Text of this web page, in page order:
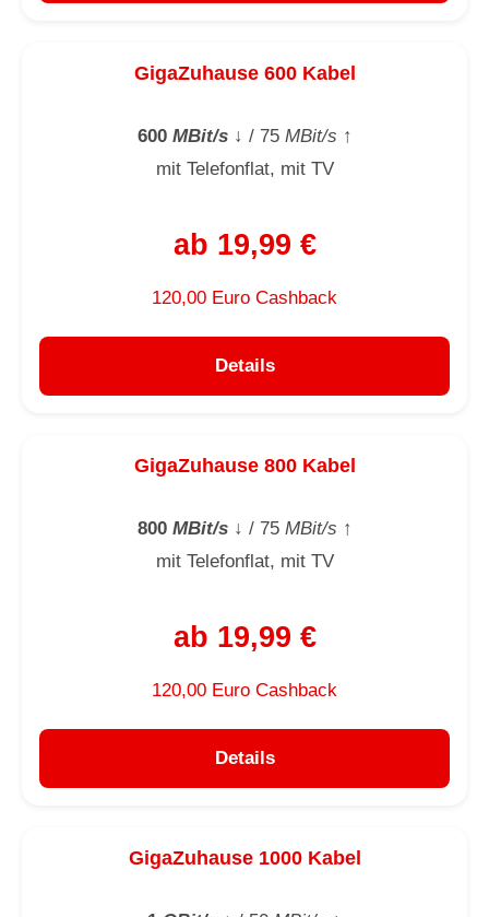
GigaZuhause 600 Kabel
600MBit/s↓ / 75MBit/s ↑
mit Telefonflat, mit TV
ab 19,99 €
120,00 Euro Cashback
Details
GigaZuhause 800 Kabel
800MBit/s↓ / 75MBit/s ↑
mit Telefonflat, mit TV
ab 19,99 €
120,00 Euro Cashback
Details
GigaZuhause 1000 Kabel